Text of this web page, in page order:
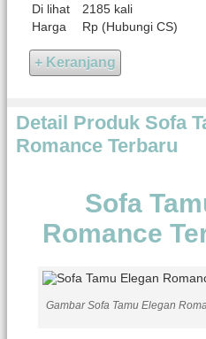
Di lihat
2185 kali
Harga
Rp (Hubungi CS)
Detail Produk Sofa
Romance Terbaru
Sofa
Romance
Gambar Sofa Tamu Elegan